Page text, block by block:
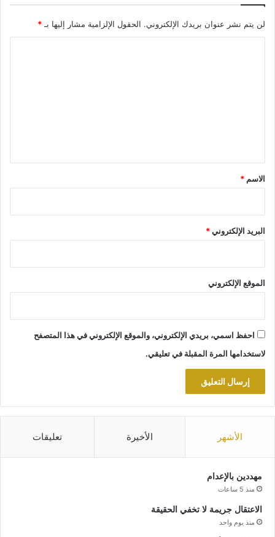
لن يتم نشر عنوان بريدك الإلكتروني. الحقول الإلزامية مشار إليها بـ*
*
الاسم *
البريد الإلكتروني*
الموقع الإلكتروني
احفظ اسمي، بريدي الإلكتروني، والموقع الإلكتروني في هذا المتصفح
لاستخدامها المرة المقبلة في تعليقي.
الأشهر الأخيرة تعليقات
مهددين بالإعدام
منذ 5 ساعات
الاعتقال جريمة لا تخفي الحقيقة
منذ يوم واحد